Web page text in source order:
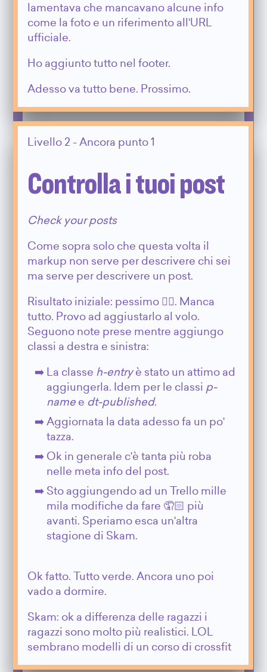
lamentava che mancavano alcune info
come la foto e un riferimento all'URL
ufficiale.
Ho aggiunto tutto nel footer.
Adesso va tutto bene. Prossimo.
Livello 2 - Ancora punto 1
Controlla i tuoi post
Check your posts
Come sopra solo che questa volta il
markup non serve per descrivere chi sei
ma serve per descrivere un post.
Risultato iniziale: pessimo 👎🏻. Manca
tutto. Provo ad aggiustarlo al volo.
Seguono note prese mentre aggiungo
classi a destra e sinistra:
La classe h-entryè stato un attimo ad
aggiungerla. Idem per le classi p-
name e dt-published.
Aggiornata la data adesso fa un po'
tazza.
Ok in generale c'è tanta più roba
nelle meta info del post.
Sto aggiungendo ad un Trello mille
mila modifiche da fare 🤦🏻 più
avanti. Speriamo esca un'altra
stagione di Skam.
Ok fatto. Tutto verde. Ancora uno poi
vado a dormire.
Skam: ok a differenza delle ragazzi i
ragazzi sono molto più realistici. LOL
sembrano modelli di un corso di crossfit